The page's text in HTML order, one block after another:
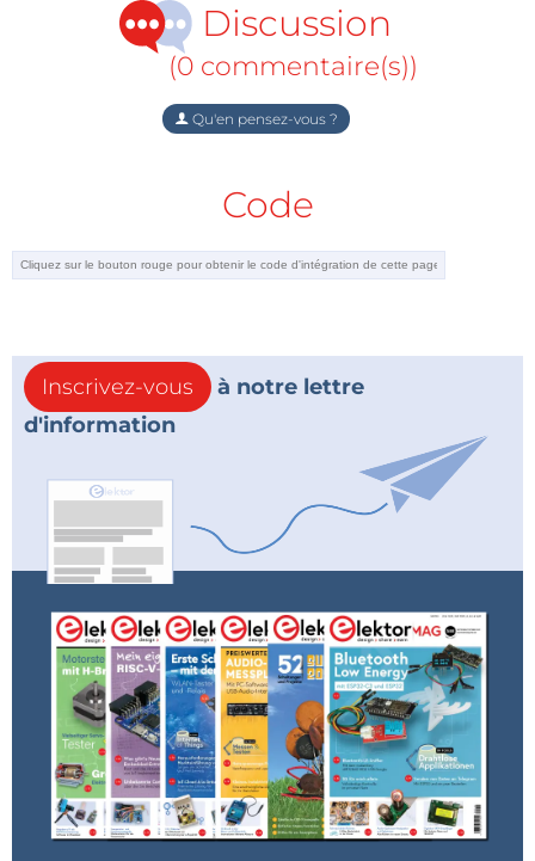
Discussion
(0 commentaire(s))
Qu'en pensez-vous ?
Code
Inscrivez-vous
à notre lettre
d'information